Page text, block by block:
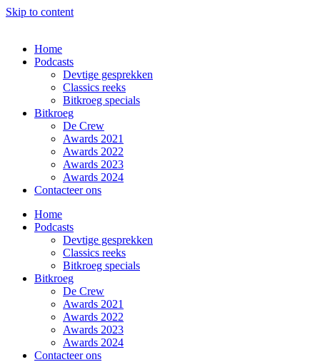
Skip to content
Home
Podcasts
Devtige gesprekken​
Classics reeks​
Bitkroeg specials
Bitkroeg
De Crew
Awards 2021
Awards 2022
Awards 2023
Awards 2024
Contacteer ons
Home
Podcasts
Devtige gesprekken​
Classics reeks​
Bitkroeg specials
Bitkroeg
De Crew
Awards 2021
Awards 2022
Awards 2023
Awards 2024
Contacteer ons